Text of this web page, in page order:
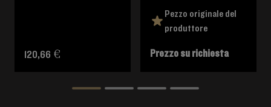
120,66 €
Pezzo originale del
produttore
Prezzo su richiesta